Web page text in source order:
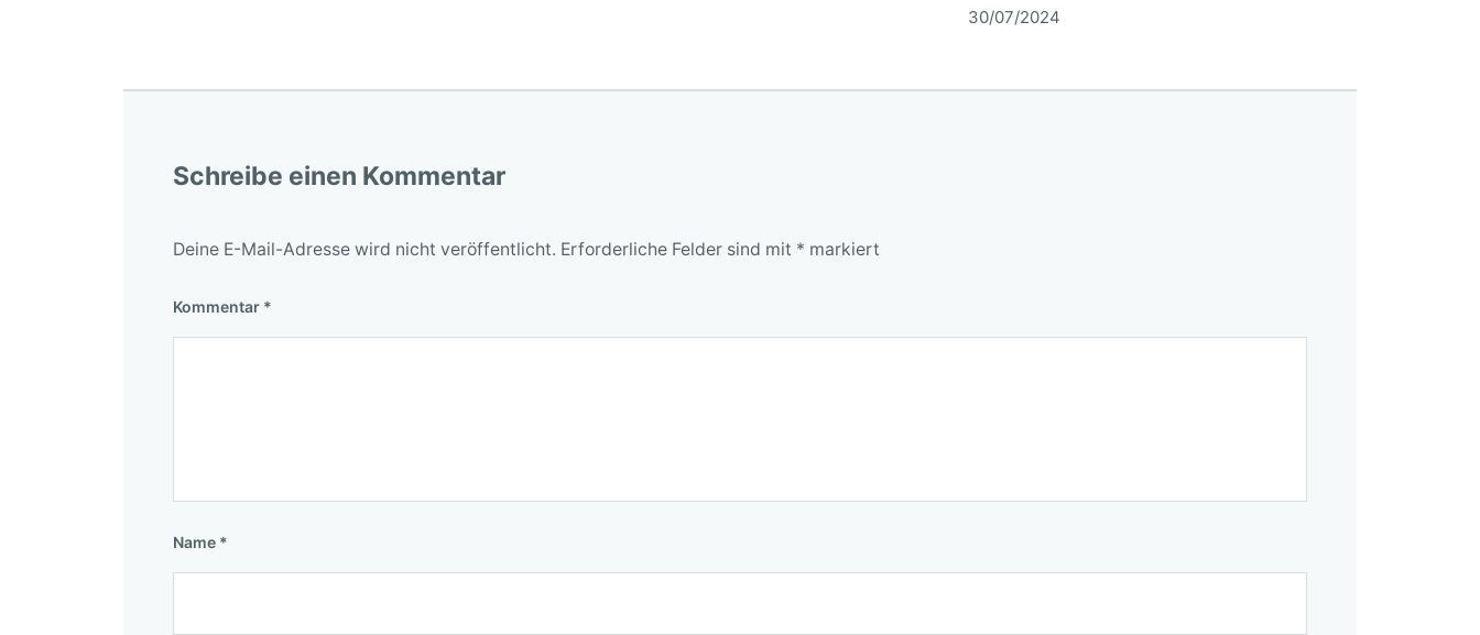
30/07/2024
Schreibe einen Kommentar
Deine E-Mail-Adresse wird nicht veröffentlicht. Erforderliche Felder sind mit * markiert
Kommentar *
Name *